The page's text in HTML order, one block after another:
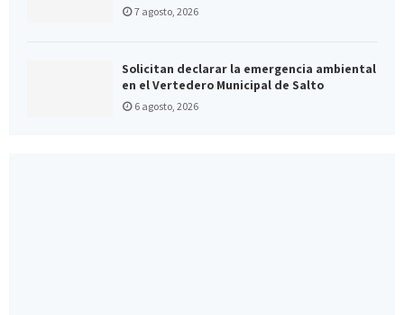
7 agosto, 2026
Solicitan declarar la emergencia ambiental
en el Vertedero Municipal de Salto
6 agosto, 2026